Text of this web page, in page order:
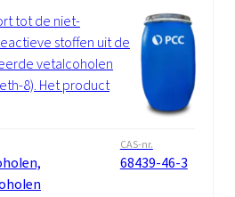
tot de niet-
stoffen uit de
vetalcoholen
8). Het product
CAS-nr.
68439-46-3